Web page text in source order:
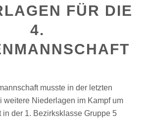
FÜR DIE
4.
musste in der letzten
weitere Niederlagen im Kampf um
der 1. Bezirksklasse Gruppe 5